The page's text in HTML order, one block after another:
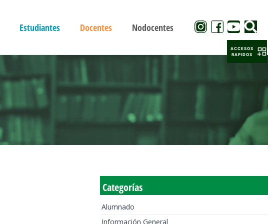
Estudiantes Docentes Nodocentes
Categorías
Alumnado
Información General
ACCESOS
RAPIDOS